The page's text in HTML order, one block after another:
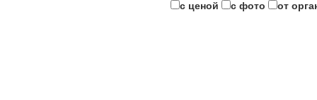
с ценой с фото от